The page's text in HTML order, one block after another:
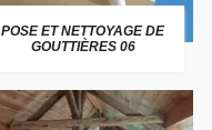
POSE ET NETTOYAGE DE
GOUTTIÈRES 06